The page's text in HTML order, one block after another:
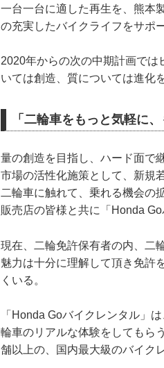
一台一台に適した再生を、熊本
の充実したバイクライフをサポ
2020年からの次の中期計画で
いては創造、質については進化
「二輪車をもっと気軽に、
量の創造を目指し、ハード面で
市場の活性化施策として、新規
二輪車に触れて、乗れる機会の
販売店の皆様と共に「Honda
現在、二輪免許保有者の内、二
魅力は十分に理解して頂き免許
くいる。
「Honda Goバイクレンタル」
輪車のリアルな体験をしてもら
舗以上の、国内最大級のバイク